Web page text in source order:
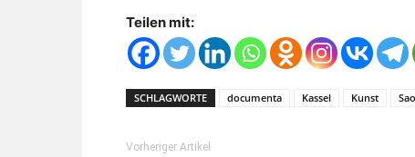
Teilen mit:
SCHLAGWORTE documenta Kassel Kunst
Vorheriger Artikel